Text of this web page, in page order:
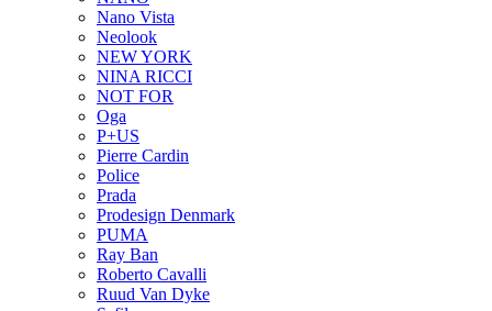
Nano Vista
Neolook
NEW YORK
NINA RICCI
NOT FOR
Oga
P+US
Pierre Cardin
Police
Prada
Prodesign Denmark
PUMA
Ray Ban
Roberto Cavalli
Ruud Van Dyke